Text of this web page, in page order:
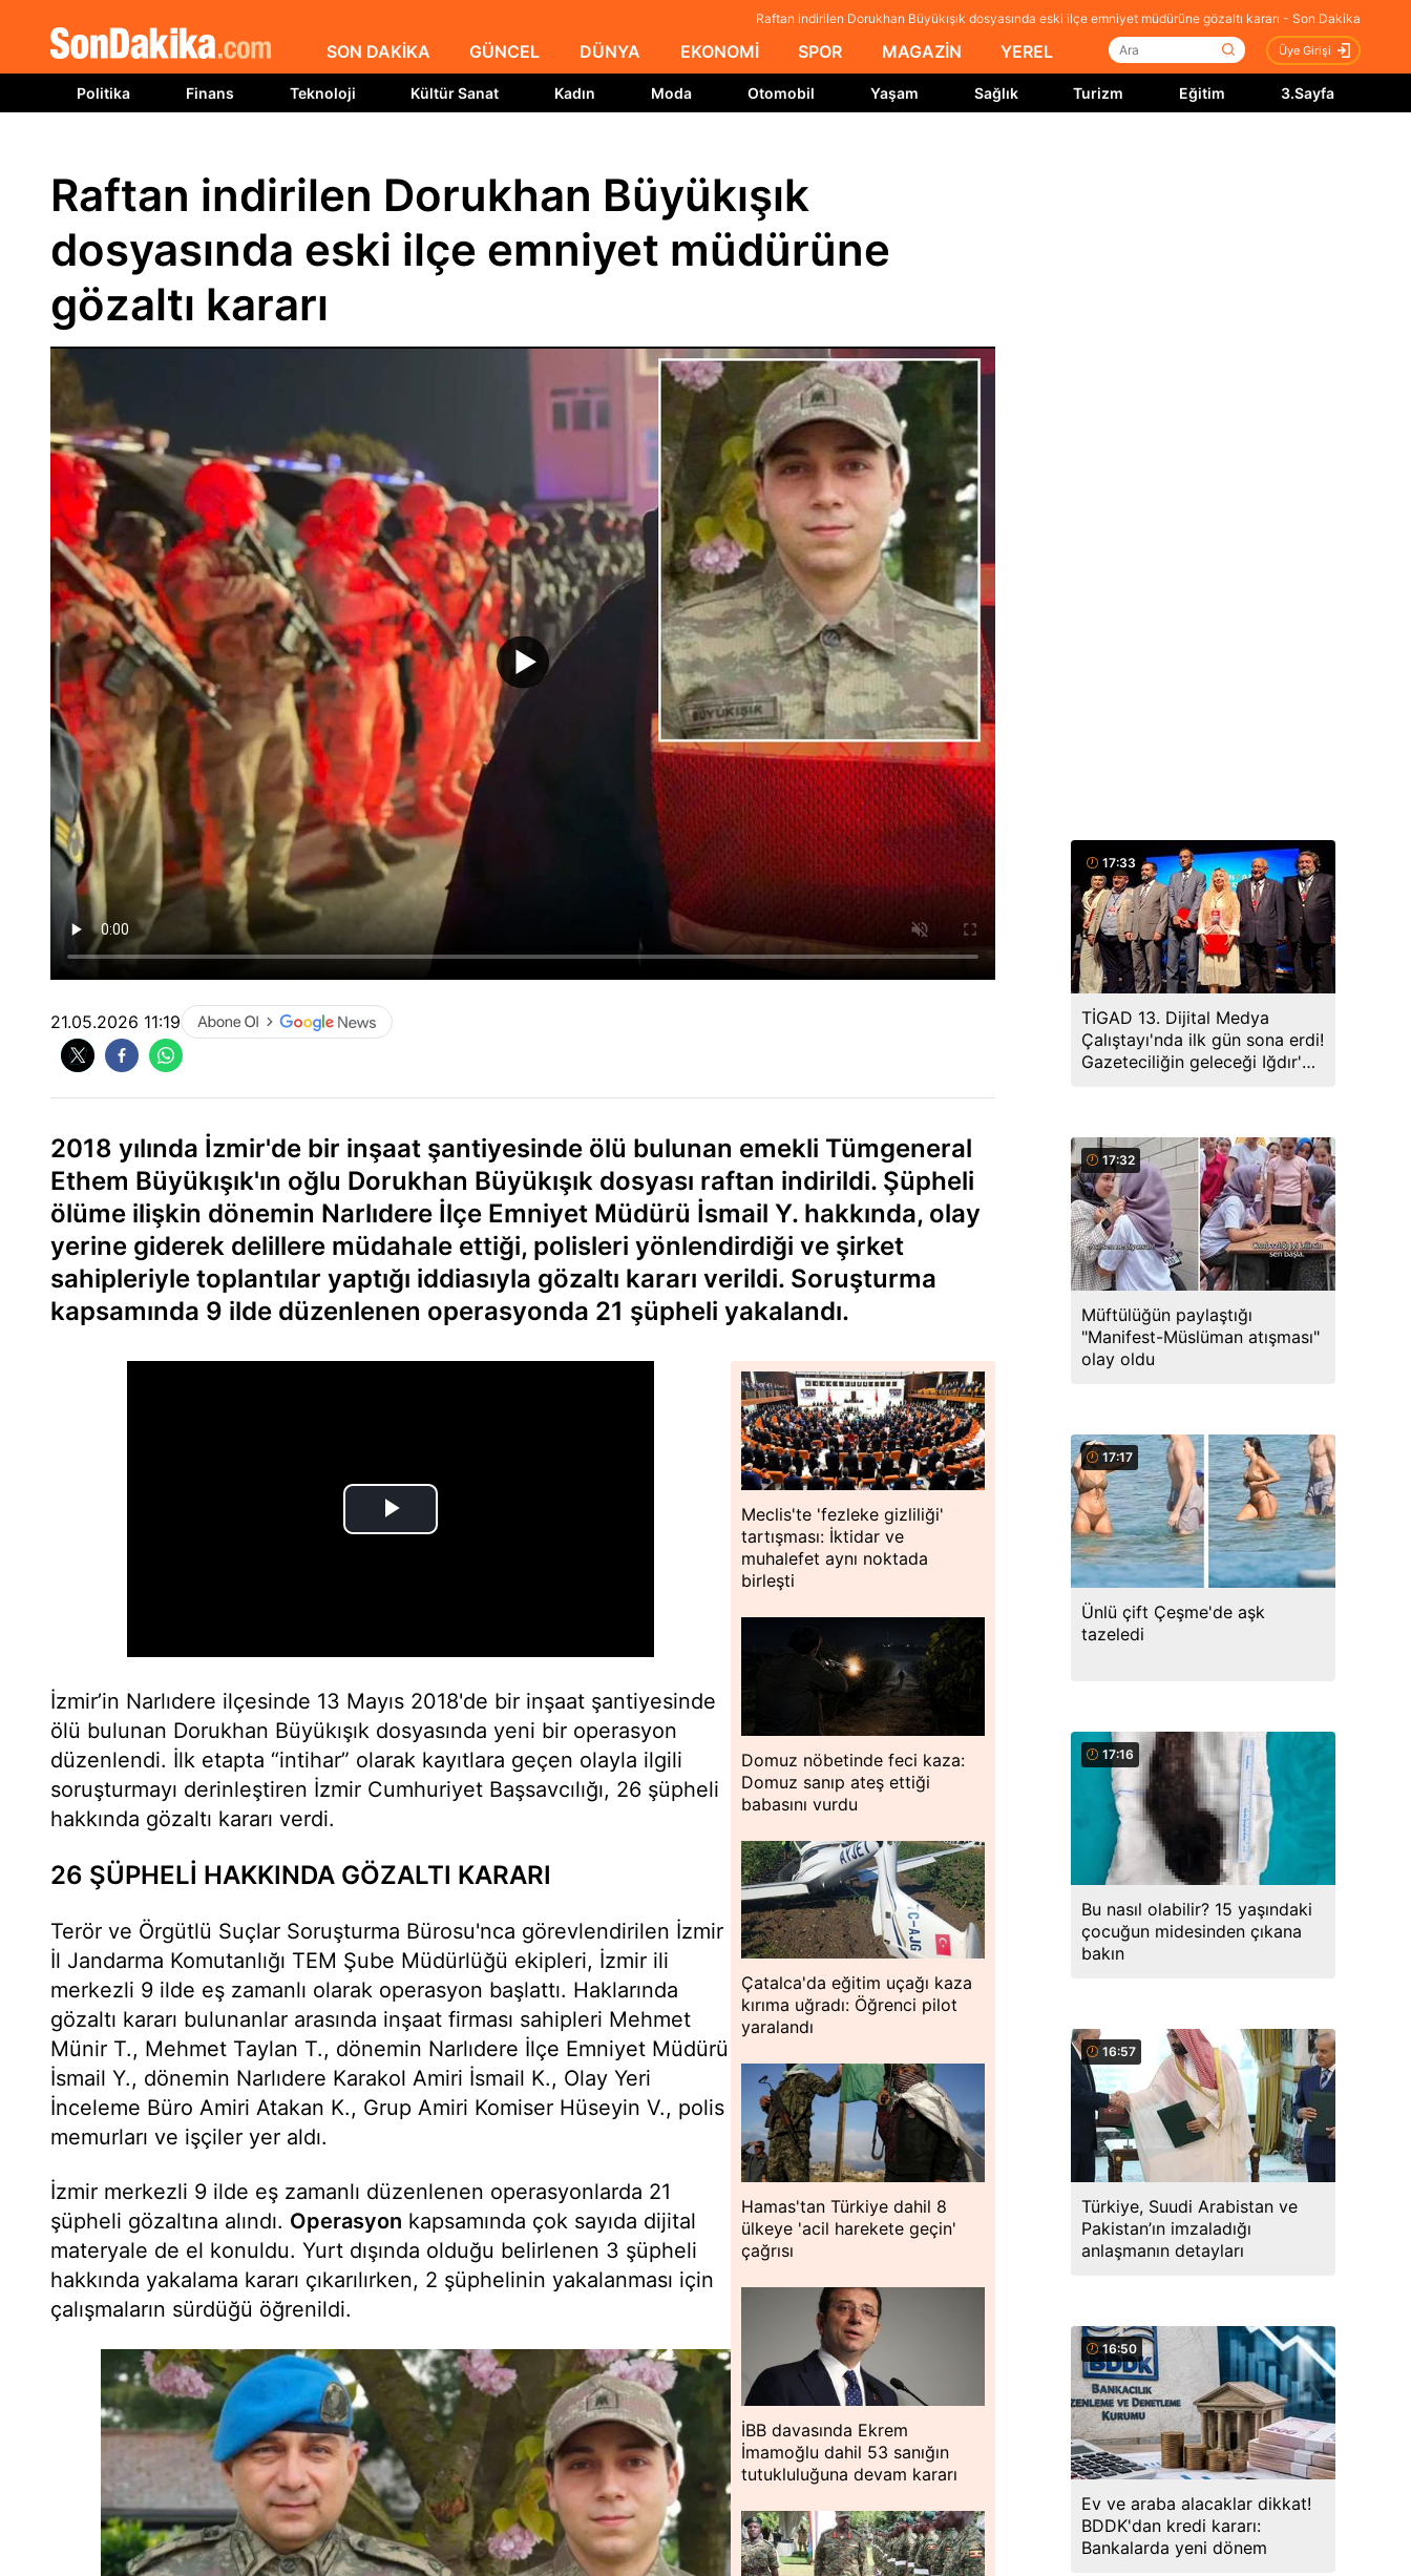
Raftan indirilen Dorukhan Büyükışık dosyasında eski ilçe emniyet müdürüne gözaltı kararı - Son Dakika
SON DAKİKA GÜNCEL DÜNYA EKONOMİ SPOR MAGAZİN YEREL Üye Girişi
Politika Finans Teknoloji Kültür Sanat Kadın Moda Otomobil Yaşam Sağlık Turizm Eğitim 3.Sayfa
Raftan indirilen Dorukhan Büyükışık
dosyasında eski ilçe emniyet müdürüne
gözaltı kararı
21.05.2026 11:19
2018 yılında İzmir'de bir inşaat şantiyesinde ölü bulunan emekli Tümgeneral
Ethem Büyükışık'ın oğlu Dorukhan Büyükışık dosyası raftan indirildi. Şüpheli
ölüme ilişkin dönemin Narlıdere İlçe Emniyet Müdürü İsmail Y. hakkında, olay
yerine giderek delillere müdahale ettiği, polisleri yönlendirdiği ve şirket
sahipleriyle toplantılar yaptığı iddiasıyla gözaltı kararı verildi. Soruşturma
kapsamında 9 ilde düzenlenen operasyonda 21 şüpheli yakalandı.
İzmir’in Narlıdere ilçesinde 13 Mayıs 2018'de bir inşaat şantiyesinde
ölü bulunan Dorukhan Büyükışık dosyasında yeni bir operasyon
düzenlendi. İlk etapta “intihar” olarak kayıtlara geçen olayla ilgili
soruşturmayı derinleştiren İzmir Cumhuriyet Başsavcılığı, 26 şüpheli
hakkında gözaltı kararı verdi.
26 ŞÜPHELİ HAKKINDA GÖZALTI KARARI
Terör ve Örgütlü Suçlar Soruşturma Bürosu'nca görevlendirilen İzmir
İl Jandarma Komutanlığı TEM Şube Müdürlüğü ekipleri, İzmir ili
merkezli 9 ilde eş zamanlı olarak operasyon başlattı. Haklarında
gözaltı kararı bulunanlar arasında inşaat firması sahipleri Mehmet
Münir T., Mehmet Taylan T., dönemin Narlıdere İlçe Emniyet Müdürü
İsmail Y., dönemin Narlıdere Karakol Amiri İsmail K., Olay Yeri
İnceleme Büro Amiri Atakan K., Grup Amiri Komiser Hüseyin V., polis
memurları ve işçiler yer aldı.
İzmir merkezli 9 ilde eş zamanlı düzenlenen operasyonlarda 21
şüpheli gözaltına alındı. Operasyon kapsamında çok sayıda dijital
materyale de el konuldu. Yurt dışında olduğu belirlenen 3 şüpheli
hakkında yakalama kararı çıkarılırken, 2 şüphelinin yakalanması için
çalışmaların sürdüğü öğrenildi.
Meclis'te 'fezleke gizliliği'
tartışması: İktidar ve
muhalefet aynı noktada
birleşti
Domuz nöbetinde feci kaza:
Domuz sanıp ateş ettiği
babasını vurdu
Çatalca'da eğitim uçağı kaza
kırıma uğradı: Öğrenci pilot
yaralandı
Hamas'tan Türkiye dahil 8
ülkeye 'acil harekete geçin'
çağrısı
İBB davasında Ekrem
İmamoğlu dahil 53 sanığın
tutukluluğuna devam kararı
17:33
TİGAD 13. Dijital Medya
Çalıştayı'nda ilk gün sona erdi!
Gazeteciliğin geleceği Iğdır'da
17:32
Müftülüğün paylaştığı
"Manifest-Müslüman atışması"
olay oldu
17:17
Ünlü çift Çeşme'de aşk
tazeledi
17:16
Bu nasıl olabilir? 15 yaşındaki
çocuğun midesinden çıkana
bakın
16:57
Türkiye, Suudi Arabistan ve
Pakistan’ın imzaladığı
anlaşmanın detayları
16:50
Ev ve araba alacaklar dikkat!
BDDK'dan kredi kararı:
Bankalarda yeni dönem